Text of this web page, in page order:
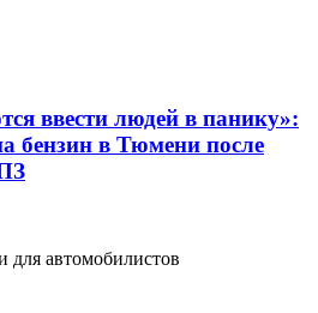
ввести людей в панику»:
бензин в Тюмени после
для автомобилистов